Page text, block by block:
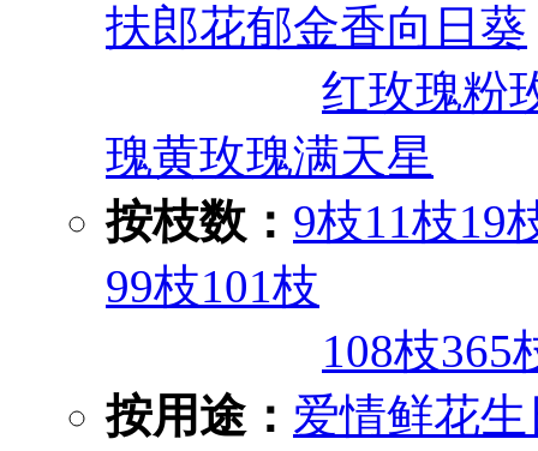
扶郎花郁金香向日葵
红玫瑰粉
瑰黄玫瑰满天星
按枝数： 9枝11枝19
99枝101枝
108枝365
按用途： 爱情鲜花生